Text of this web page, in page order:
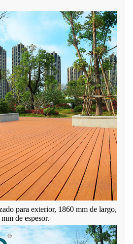
para exterior, 1860 mm de largo,
de espesor.